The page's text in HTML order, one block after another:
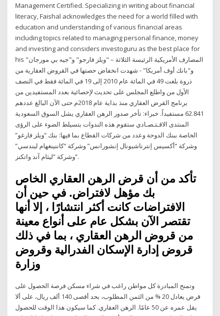
Management Certified. Specializing in writing about financial
literacy, Faishal acknowledges the need for a world filled with
education and understanding of various financial areas
including topics related to managing personal finance, money
and investing and considers investoguru as the best place for
his المصارف الأمريكية الرئيسة الثلاثة – "ويلز فارجو" و"جيه بي مورجان"
و"بانك أوف أمريكا" - شهدت انخفاض حصتها في القروض العقارية من
ذروة بلغت 49 في المائة عام 2010 إلى 19 في المائة فقط في النصف
الأول من واطلع المجلس على تحديث لإحصائية بعدد المستفيدين من
برنامج القرض العقاري منذ بداية عام 2018م حتى الآن البالغ عددهم
62.841 مستفيداً. خبراء: تأخر صدور الرهن العقاري يشل السوق السعودية
المنتدى الاقـتـصـادي ستقوم هذه الندوات بتسيلط الضوء على الرؤى
الخاصة ببنك الدوحة وعدد من شركات القطاع بما فيها: بنك “ويلز فارغو”
وشركة “أكسيس إنترناشيونال إنشورانس” وشركة “كاننينغهام ليندسي”
وشركة “ليثام آند واتكنز”.
تأكد من أن قرض الرهن العقاري الخاص
بك مؤهل لافتراض. في حين أن
الافتراضات كانت أكثر انتشارًا ، إلا أنها
تقتصر الآن بشكل عام على أنواع معينة
من قروض الرهن العقاري ، بما في ذلك
قروض إدارة الإسكان الفدرالية وقروض
وزارة
وتمنح المبادرة كل مواطن راغب في شراء مسكن فرصة الحصول على
قرض يعادل 20 % من الثمن المطلوب، بحد أقصى 140 ألف ريال، على ألا
يقل عمره عن 50 عامًا. الرهن العقاري. كما سيكون هذا الوقت للحصول